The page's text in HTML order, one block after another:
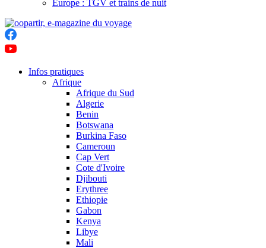
Europe : TGV et trains de nuit
Infos pratiques
Afrique
Afrique du Sud
Algerie
Benin
Botswana
Burkina Faso
Cameroun
Cap Vert
Cote d'Ivoire
Djibouti
Erythree
Ethiopie
Gabon
Kenya
Libye
Mali